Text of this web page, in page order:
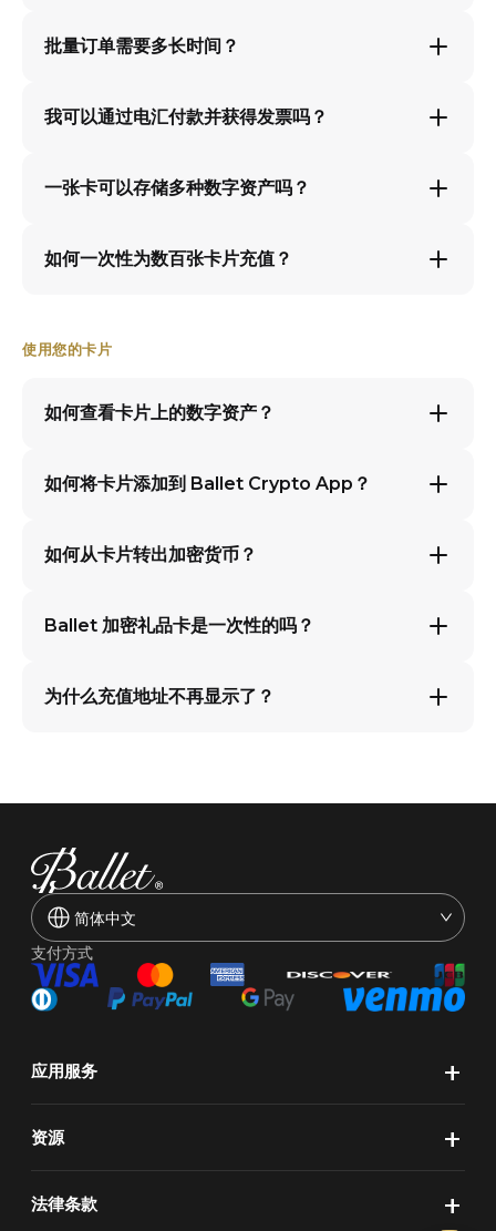
批量订单需要多长时间？
我可以通过电汇付款并获得发票吗？
一张卡可以存储多种数字资产吗？
如何一次性为数百张卡片充值？
使用您的卡片
如何查看卡片上的数字资产？
如何将卡片添加到 Ballet Crypto App？
如何从卡片转出加密货币？
Ballet 加密礼品卡是一次性的吗？
为什么充值地址不再显示了？
简体中文
支付方式
+
应用服务
+
资源
+
法律条款